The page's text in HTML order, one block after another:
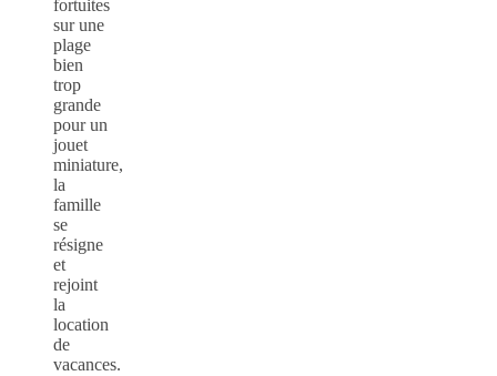
fortuites
sur une
plage
bien
trop
grande
pour un
jouet
miniature,
la
famille
se
résigne
et
rejoint
la
location
de
vacances.